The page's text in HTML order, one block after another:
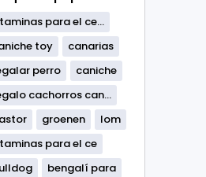
para el ce...
toy
canarias
perro
caniche
cachorros can...
groenen
lom
para el ce
bengalí para